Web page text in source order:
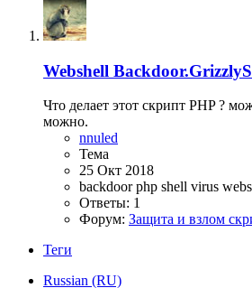
Webshell
Что делает этот скрипт PHP ?
можно.
nnuled
Тема
25 Окт 2018
backdoorphp shell virus
Ответы: 1
Форум: Защита и взлом
Теги
Russian (RU)